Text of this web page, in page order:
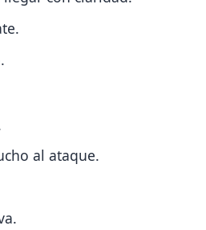
al ataque.